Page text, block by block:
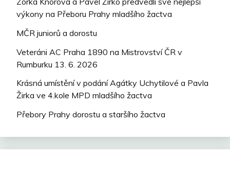
výkony na Přeboru Prahy mladšího žactva
MČR juniorů a dorostu
Veteráni AC Praha 1890 na Mistrovství ČR v
Rumburku 13. 6. 2026
Krásná umístění v podání Agátky Uchytilové a Pavla
Žirka ve 4.kole MPD mladšího žactva
Přebory Prahy dorostu a staršího žactva